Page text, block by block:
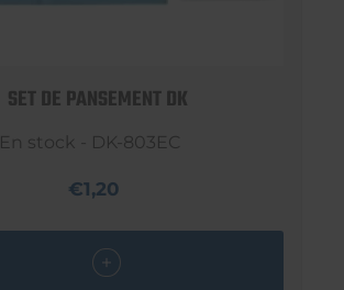
SET DE PANSEMENT DK
En stock - DK-803EC
€1,20